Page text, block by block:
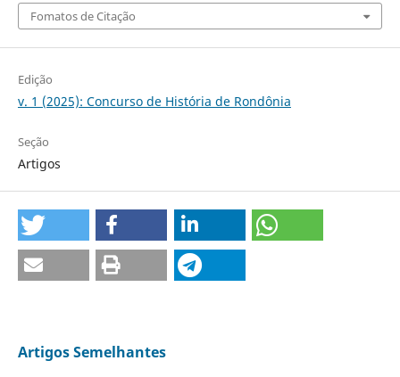
Fomatos de Citação
Edição
v. 1 (2025): Concurso de História de Rondônia
Seção
Artigos
Artigos Semelhantes